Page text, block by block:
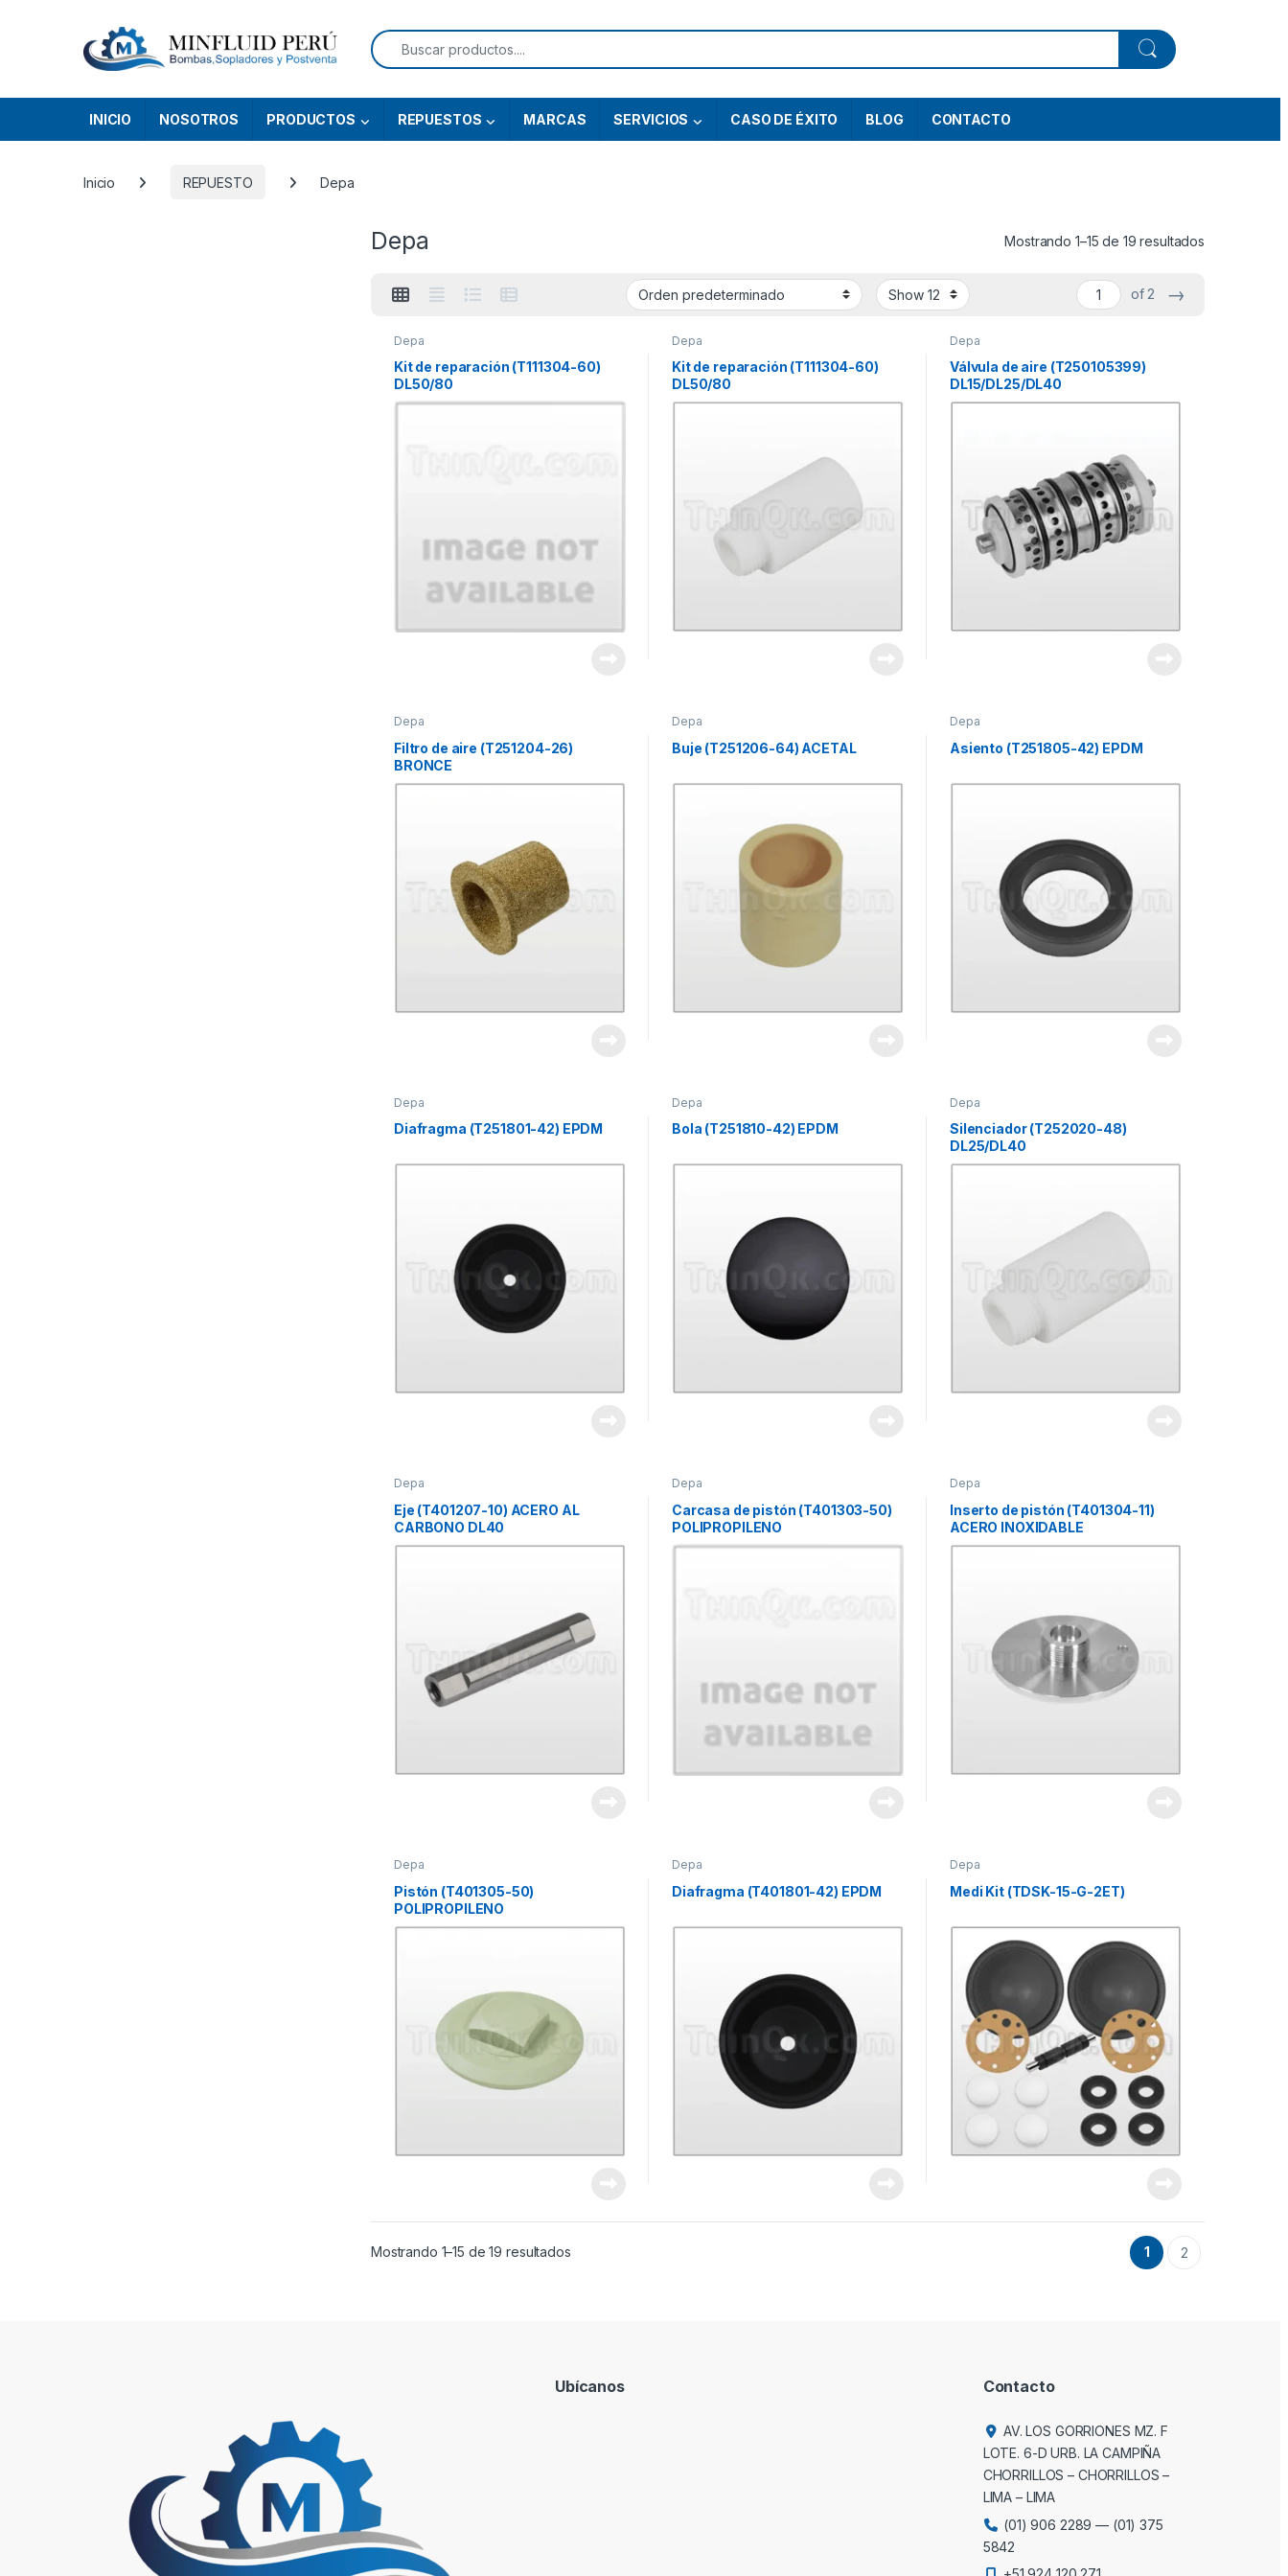
Search for:
INICIO NOSOTROS PRODUCTOS REPUESTOS MARCAS SERVICIOS CASO DE ÉXITO BLOG CONTACTO
Inicio REPUESTO Depa
Depa Mostrando 1–15 de 19 resultados
of 2 →
Depa
Kit de reparación (T111304-60)
DL50/80
Depa
Kit de reparación (T111304-60)
DL50/80
Depa
Válvula de aire (T250105399)
DL15/DL25/DL40
Depa
Filtro de aire (T251204-26)
BRONCE
Depa
Buje (T251206-64) ACETAL
Depa
Asiento (T251805-42) EPDM
Depa
Diafragma (T251801-42) EPDM
Depa
Bola (T251810-42) EPDM
Depa
Silenciador (T252020-48)
DL25/DL40
Depa
Eje (T401207-10) ACERO AL
CARBONO DL40
Depa
Carcasa de pistón (T401303-50)
POLIPROPILENO
Depa
Inserto de pistón (T401304-11)
ACERO INOXIDABLE
Depa
Pistón (T401305-50)
POLIPROPILENO
Depa
Diafragma (T401801-42) EPDM
Depa
Medi Kit (TDSK-15-G-2ET)
Mostrando 1–15 de 19 resultados 1 2
Ubícanos Contacto
AV. LOS GORRIONES MZ. F
LOTE. 6-D URB. LA CAMPIÑA
CHORRILLOS – CHORRILLOS –
LIMA – LIMA
(01) 906 2289 — (01) 375
5842